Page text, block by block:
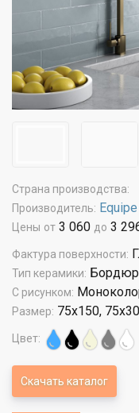
Страна производства:
Производитель: Equipe
Цены от 3 060 до 3
Фактура поверхности:
Тип керамики:
С рисунком:
Размер: 75x150,
Цвет:
Скачать каталог